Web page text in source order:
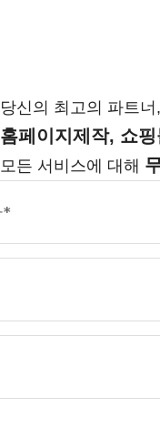
당신의 최고의 파트
홈페이지제작, 쇼
모든 서비스에 대해